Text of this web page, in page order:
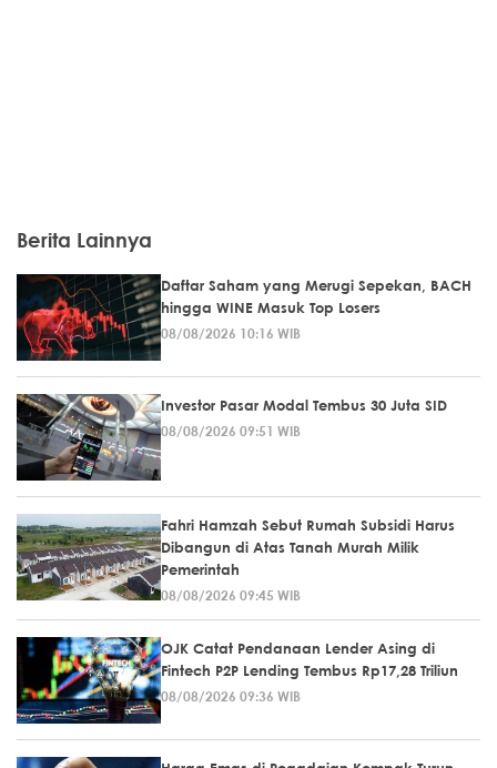
Berita Lainnya
Daftar Saham yang Merugi Sepekan, BACH
hingga WINE Masuk Top Losers
08/08/2026 10:16 WIB
Investor Pasar Modal Tembus 30 Juta SID
08/08/2026 09:51 WIB
Fahri Hamzah Sebut Rumah Subsidi Harus
Dibangun di Atas Tanah Murah Milik
Pemerintah
08/08/2026 09:45 WIB
OJK Catat Pendanaan Lender Asing di
Fintech P2P Lending Tembus Rp17,28 Triliun
08/08/2026 09:36 WIB